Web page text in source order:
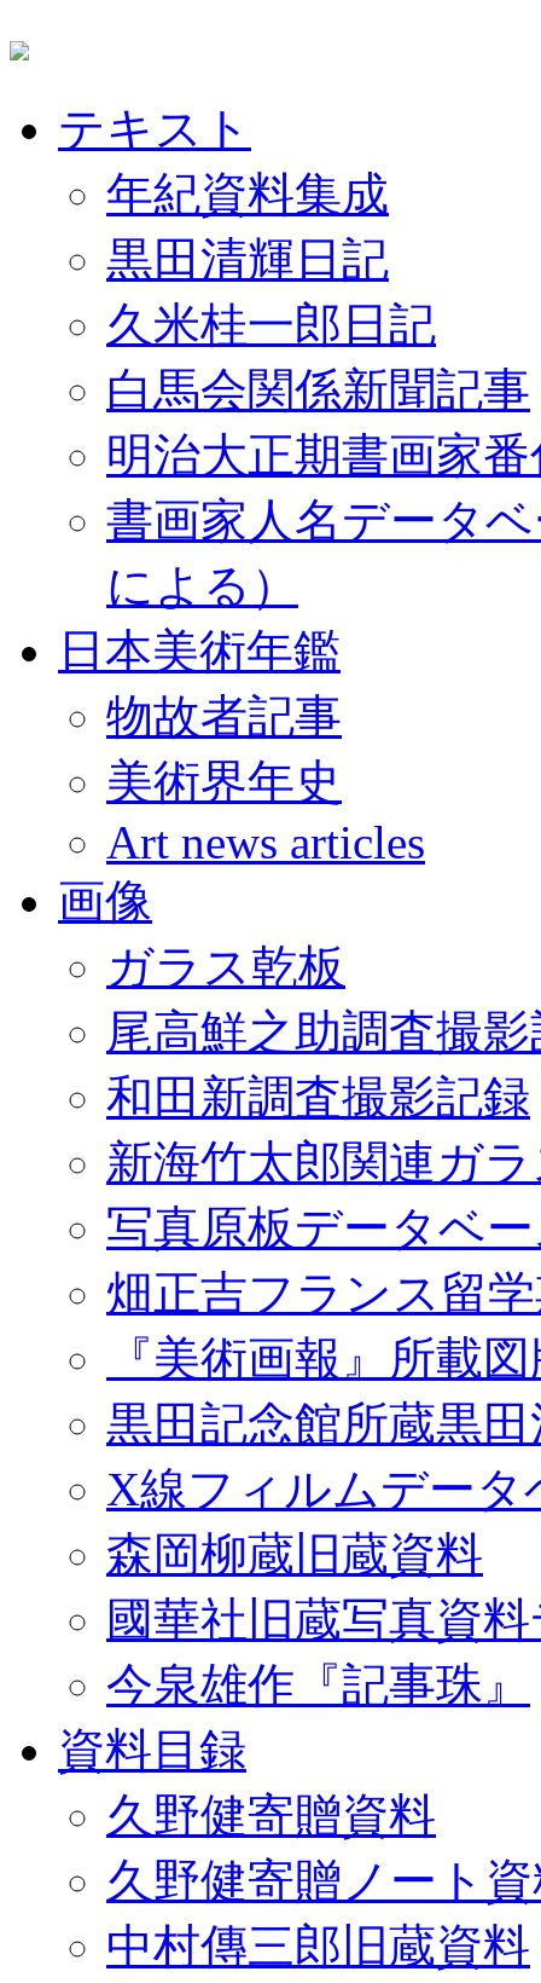
テキスト
年紀資料集成
黒田清輝日記
久米桂一郎日記
白馬会関係新聞記事
明治大正期書画家
書画家人名データ
による）
日本美術年鑑
物故者記事
美術界年史
Art news articles
画像
ガラス乾板
尾高鮮之助調査撮
和田新調査撮影記録
新海竹太郎関連ガ
写真原板データベ
畑正吉フランス留
『美術画報』所載
黒田記念館所蔵黒
X線フィルムデータ
森岡柳蔵旧蔵資料
國華社旧蔵写真資
今泉雄作『記事珠』
資料目録
久野健寄贈資料
久野健寄贈ノート
中村傳三郎旧蔵資料